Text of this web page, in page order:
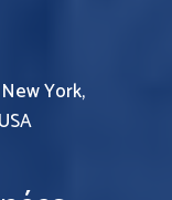
York,